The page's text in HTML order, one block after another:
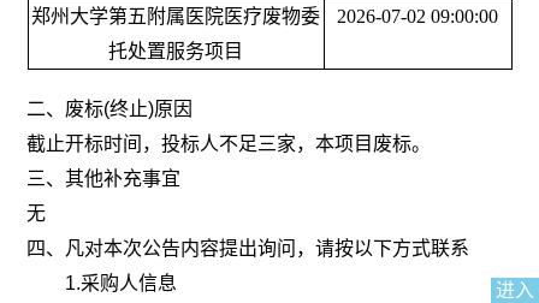
进入
郑州大学第五附属医院医疗废物委
托处置服务项目
2026-07-02 09:00:00
二、废标(终止)原因
截止开标时间，投标人不足三家，本项目废标。
三、其他补充事宜
无
四、凡对本次公告内容提出询问，请按以下方式联系
1.采购人信息